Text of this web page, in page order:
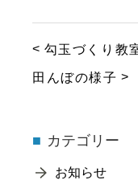
勾玉づくり教
田んぼの様子
カテゴリー
お知らせ